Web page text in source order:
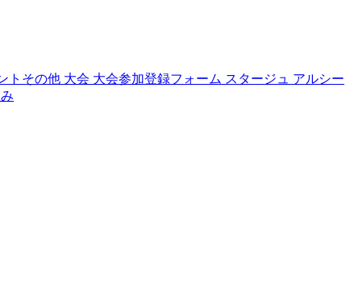
トその他 大会 大会参加登録フォーム スタージュ アルシー